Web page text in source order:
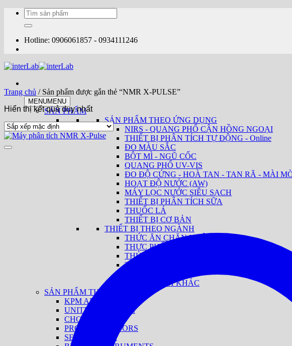
dung
Tìm
kiếm:
Hotline: 0906061857 - 0934111246
MENUMENU
SẢN PHẨM
SẢN PHẨM THEO ỨNG DỤNG
NIRS - QUANG PHỔ CẬN HỒNG NGOẠI
THIẾT BỊ PHÂN TÍCH TỰ ĐỘNG - Online
ĐO MÀU SẮC
BỘT MÌ - NGŨ CỐC
QUANG PHỔ UV-VIS
ĐO ĐỘ CỨNG - HOÀ TAN - TAN RÃ - MÀI
HOẠT ĐỘ NƯỚC (AW)
MÁY LỌC NƯỚC SIÊU SẠCH
THIẾT BỊ PHÂN TÍCH SỮA
THUỐC LÁ
THIẾT BỊ CƠ BẢN
THIẾT BỊ THEO NGÀNH
THỨC ĂN CHĂN NUÔI
THỰC PHẨM
THỦY SẢN
THUỐC LÁ
CÁC NGÀNH KHÁC
SẢN PHẨM THEO HÃNG
KPM ANALYTICS
UNITY SCIENTIFIC
CHOPIN
PROCESS SENSORS
SENSORTECH
Trang chủ /Sản phẩm được gắn thẻ “NMR X-PULSE”
Hiển thị kết quả duy nhất